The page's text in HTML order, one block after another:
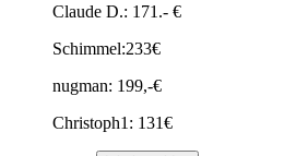
Claude D.: 171.- €
Schimmel:233€
nugman: 199,-€
Christoph1: 131€